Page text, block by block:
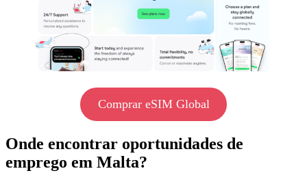
Comprar eSIM Global
Onde encontrar oportunidades de
emprego em Malta?